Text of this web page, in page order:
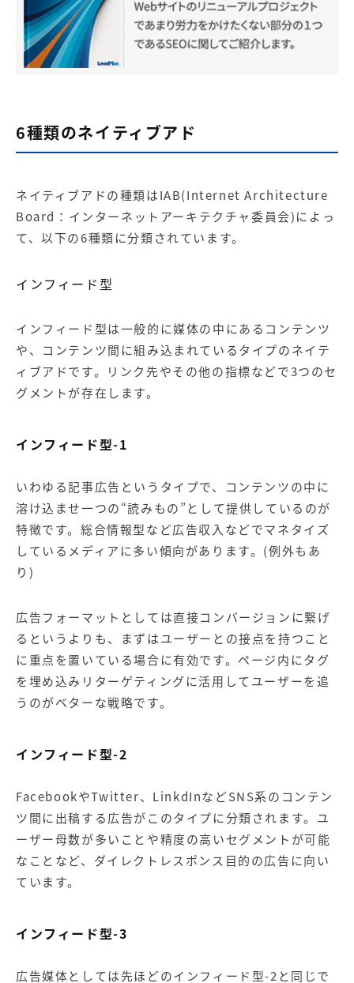
6種類のネイティブアド
ネイティブアドの種類はIAB(Internet Architecture
Board：インターネットアーキテクチャ委員会)によっ
て、以下の6種類に分類されています。
インフィード型
インフィード型は一般的に媒体の中にあるコンテンツ
や、コンテンツ間に組み込まれているタイプのネイテ
ィブアドです。リンク先やその他の指標などで3つのセ
グメントが存在します。
インフィード型-1
いわゆる記事広告というタイプで、コンテンツの中に
溶け込ませ一つの“読みもの”として提供しているのが
特徴です。総合情報型など広告収入などでマネタイズ
しているメディアに多い傾向があります。(例外もあ
り)
広告フォーマットとしては直接コンバージョン に繋げ
るというよりも、まずはユーザーとの接点を持つこと
に重点を置いている場合に有効です。ページ内にタグ
を埋め込みリターゲティングに活用してユーザーを追
うのがベターな戦略です。
インフィード型-2
FacebookやTwitter、LinkdInなどSNS系のコンテン
ツ間に出稿する広告がこのタイプに分類されます。ユ
ーザー母数が多いことや精度の高いセグメントが可能
なことなど、ダイレクトレスポンス目的の広告に向い
ています。
インフィード型-3
広告媒体としては先ほどのインフィード型-2と同じで